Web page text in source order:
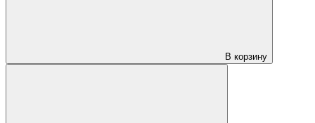
В корзину